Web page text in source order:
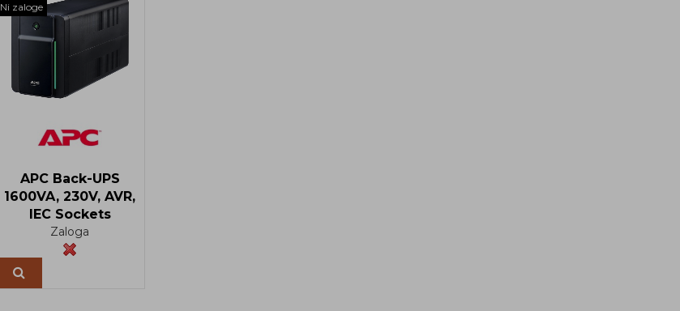
Ni zaloge
APC Back-UPS
1600VA, 230V, AVR,
IEC Sockets
Zaloga